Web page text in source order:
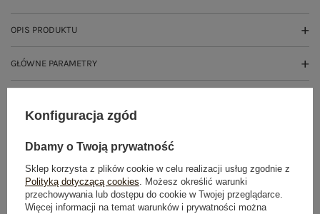
OPIS PRODUKTU
GŁÓWNE PARAMETRY
ZWROTY I REKLAMACJE
Konfiguracja zgód
Dbamy o Twoją prywatność
Sklep korzysta z plików cookie w celu realizacji usług zgodnie z
Polityką dotyczącą cookies. Możesz określić warunki
przechowywania lub dostępu do cookie w Twojej przeglądarce.
Więcej informacji na temat warunków i prywatności można